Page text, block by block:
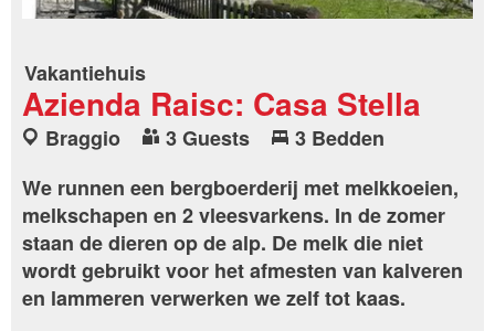
Vakantiehuis
Azienda Raisc: Casa Stella
Braggio 3 Guests
3 Bedden
We runnen een bergboerderij met melkkoeien,
melkschapen en 2 vleesvarkens. In de zomer
staan de dieren op de alp. De melk die niet
wordt gebruikt voor het afmesten van kalveren
en lammeren verwerken we zelf tot kaas.